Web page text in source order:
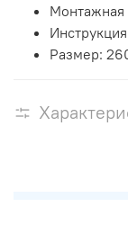
Монтажная
Размер: